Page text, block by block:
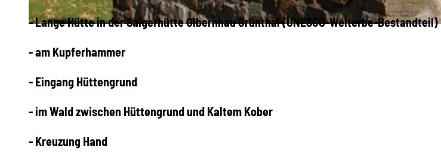
© Matthias Drechsel, Olbernhau - Mitten im Erzgebirge
- Lange Hütte in der Saigerhütte Olbernhau Grünthal (UNESCO-Welterbe-Bestandteil)
- am Kupferhammer
- Eingang Hüttengrund
- im Wald zwischen Hüttengrund und Kaltem Kober
- Kreuzung Hand